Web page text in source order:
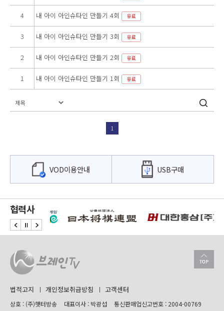
4 내 아이 아인슈타인 만들기 4회 유료
3 내 아이 아인슈타인 만들기 3회 유료
2 내 아이 아인슈타인 만들기 2회 유료
1 내 아이 아인슈타인 만들기 1회 유료
1
VOD이용안내 USB구매
협력사
법적고지 개인정보취급방침 고객센터
상호 : (주)햇터방송 대표이사 : 박광섭
통신판매업신고번호 : 2004-00769